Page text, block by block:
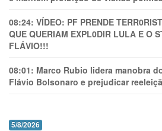
08:24: VÍDEO: PF PRENDE
QUE QUERIAM EXPL0DlR LULA E O
FLÁVIO!!!
08:01: Marco Rubio lidera manobra
Flávio Bolsonaro e prejudicar
5/8/2026